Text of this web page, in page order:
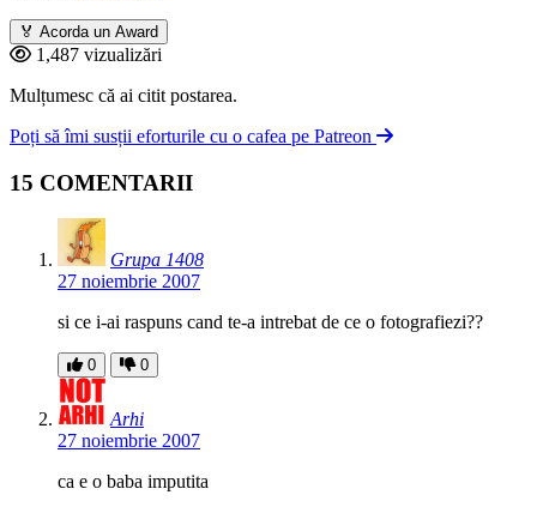
🏅 Acorda un Award
1,487 vizualizări
Mulțumesc că ai citit postarea.
Poți să îmi susții eforturile cu o cafea pe Patreon
15 COMENTARII
Grupa 1408
27 noiembrie 2007
si ce i-ai raspuns cand te-a intrebat de ce o fotografiezi??
0 0
Arhi
27 noiembrie 2007
ca e o baba imputita